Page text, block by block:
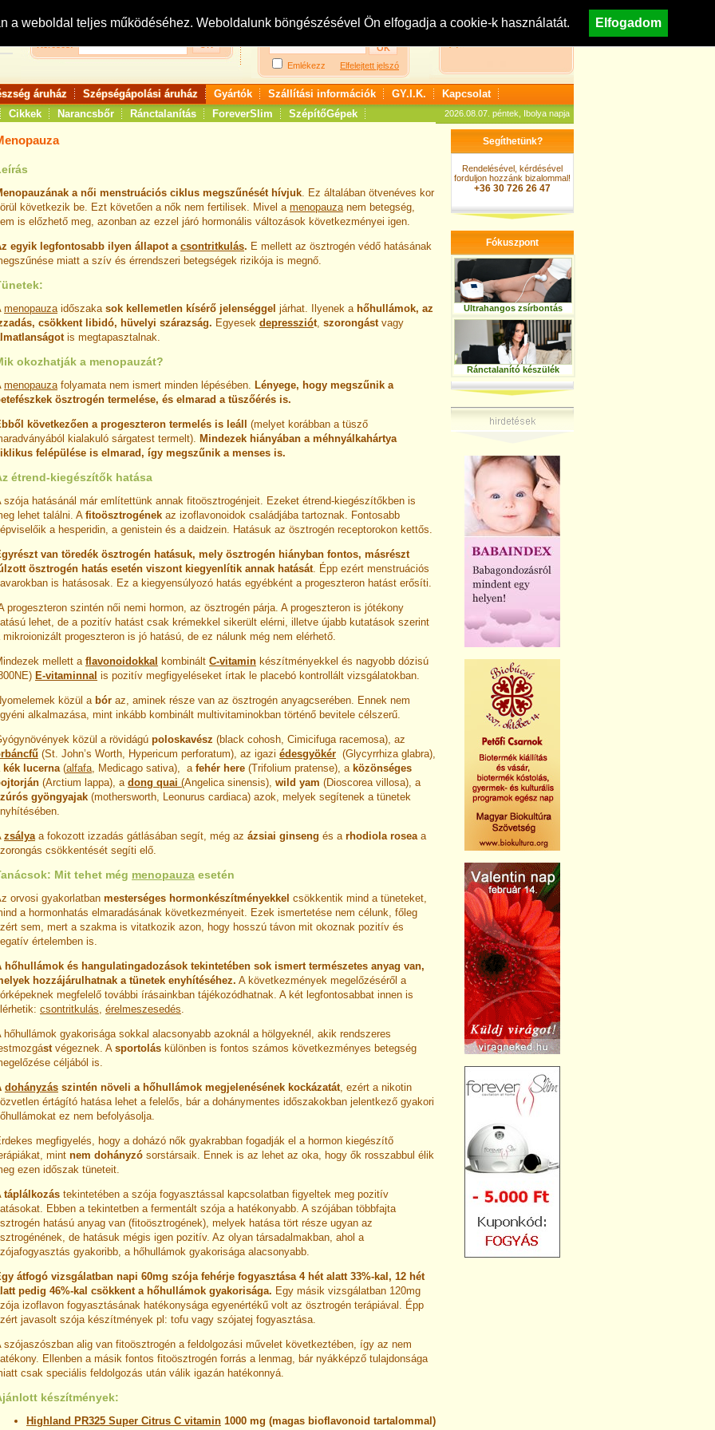
a weboldal teljes működéséhez. Weboldalunk böngészésével Ön elfogadja a cookie-k használatát. Elfogadom
Keresés:
Bejelentkezés: Regisztráció
Emlékezz Elfelejtett jelszó
Nézzen körül áruházunkban!
áruház Szépségápolási áruház Gyártók Szállítási információk GY.I.K.
Kapcsolat
Cikkek
Narancsbőr Ránctalanítás ForeverSlim SzépítőGépek 2026.08.07. péntek, Ibolya napja
a női menstruációs ciklus megszűnését hívjuk. Ez általában ötvenéves kor
következik be. Ezt követően a nők nem fertilisek. Mivel a menopauzanem betegség,
is előzhető meg, azonban az ezzel járó hormonális változások következményei igen.
egyik legfontosabb ilyen állapot a csontritkulás. E mellett az ösztrogén védő hatásának
miatt a szív és érrendszeri betegségek rizikója is megnő.
menopauzaidőszaka sok kellemetlen kísérő jelenséggel járhat. Ilyenek a hőhullámok, az
csökkent libidó, hüvelyi szárazság. Egyesek depressziót, szorongástvagy
is megtapasztalnak.
okozhatják a menopauzát?
menopauzafolyamata nem ismert minden lépésében. Lényege, hogy megszűnik a
ösztrogén termelése, és elmarad a tüszőérés is.
következően a progeszteron termelés is leáll
(melyet korábban a tüsző
kialakuló sárgatest termelt). Mindezek hiányában a méhnyálkahártya
felépülése is elmarad, így megszűnik a menses is.
étrend-kiegészítők hatása
szója hatásánál már említettünk annak fitoösztrogénjeit. Ezeket étrend-kiegészítőkben is
lehet találni. Afitoösztrogének az izoflavonoidok családjába tartoznak. Fontosabb
a hesperidin, a genistein és a daidzein. Hatásuk az ösztrogén receptorokon kettős.
van töredék ösztrogén hatásuk, mely ösztrogén hiányban fontos, másrészt
ösztrogén hatás esetén viszont kiegyenlítik annak hatását. Épp ezért menstruációs
is hatásosak. Ez a kiegyensúlyozó hatás egyébként a progeszteron hatást erősíti.
progeszteron szintén női nemi hormon, az ösztrogén párja. A progeszteron is jótékony
lehet, de a pozitív hatást csak krémekkel sikerült elérni, illetve újabb kutatások szerint
mikroionizált progeszteron is jó hatású, de ez nálunk még nem elérhető.
mellett a flavonoidokkal kombinált C-vitamin készítményekkel és nagyobb dózisú
E-vitaminnal is pozitív megfigyeléseket írtak le placebó kontrollált vizsgálatokban.
közül a bór az, aminek része van az ösztrogén anyagcserében. Ennek nem
alkalmazása, mint inkább kombinált multivitaminokban történő bevitele célszerű.
közül a rövidágú poloskavész (black cohosh, Cimicifuga racemosa), az
(St. John’s Worth, Hypericum perforatum), az igazi édesgyökér (Glycyrrhiza glabra),
kék lucerna(alfafa, Medicago sativa), a fehér here (Trifolium pratense), a közönséges
(Arctium lappa), a dong quai (Angelica sinensis), wild yam (Dioscorea villosa), a
gyöngyajak (mothersworth, Leonurus cardiaca) azok, melyek segítenek a tünetek
zsálya a fokozott izzadás gátlásában segít, még az ázsiai ginseng és a rhodiola roseaa
csökkentését segíti elő.
Mit tehet még menopauza esetén
orvosi gyakorlatban mesterséges hormonkészítményekkel csökkentik mind a tüneteket,
a hormonhatás elmaradásának következményeit. Ezek ismertetése nem célunk, főleg
sem, mert a szakma is vitatkozik azon, hogy hosszú távon mit okoznak pozitív és
értelemben is.
hőhullámok és hangulatingadozások tekintetében sok ismert természetes anyag van,
hozzájárulhatnak a tünetek enyhítéséhez. A következmények megelőzéséről a
megfelelő további írásainkban tájékozódhatnak. A két legfontosabbat innen is
csontritkulás, érelmeszesedés.
hőhullámok gyakorisága sokkal alacsonyabb azoknál a hölgyeknél, akik rendszeres
stvégeznek. A sportolás különben is fontos számos következményes betegség
céljából is.
dohányzás szintén növeli a hőhullámok megjelenésének kockázatát, ezért a nikotin
értágító hatása lehet a felelős, bár a dohánymentes időszakokban jelentkező gyakori
ez nem befolyásolja.
megfigyelés, hogy a doházó nők gyakrabban fogadják el a hormon kiegészítő
mint nem dohányzó sorstársaik. Ennek is az lehet az oka, hogy ők rosszabbul élik
ezen időszak tüneteit.
táplálkozás tekintetében a szója fogyasztással kapcsolatban figyeltek meg pozitív
Ebben a tekintetben a fermentált szója a hatékonyabb. A szójában többfajta
hatású anyag van (fitoösztrogének), melyek hatása tört része ugyan az
de hatásuk mégis igen pozitív. Az olyan társadalmakban, ahol a
gyakoribb, a hőhullámok gyakorisága alacsonyabb.
átfogó vizsgálatban napi 60mg szója fehérje fogyasztása 4 hét alatt 33%-kal, 12 hét
pedig 46%-kal csökkent a hőhullámok gyakorisága. Egy másik vizsgálatban 120mg
izoflavon fogyasztásának hatékonysága egyenértékű volt az ösztrogén terápiával. Épp
javasolt szója készítmények pl: tofu vagy szójatej fogyasztása.
szójaszószban alig van fitoösztrogén a feldolgozási művelet következtében, így az nem
Ellenben a másik fontos fitoösztrogén forrás a lenmag, bár nyákképző tulajdonsága
csak speciális feldolgozás után válik igazán hatékonnyá.
készítmények:
Highland PR325 Super Citrus C vitamin 1000 mg (magas bioflavonoid tartalommal)
Segíthetünk?
Rendelésével, kérdésével
forduljon hozzánk bizalommal!
+36 30 726 26 47
Fókuszpont
Ultrahangos zsírbontás
Ránctalanító készülék